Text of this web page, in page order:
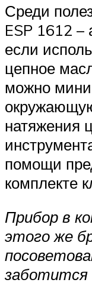
Среди
ESP 1612 –
если
цепное
можно
натяжения
помощи
комплекте
Прибор в
этого же
заботится